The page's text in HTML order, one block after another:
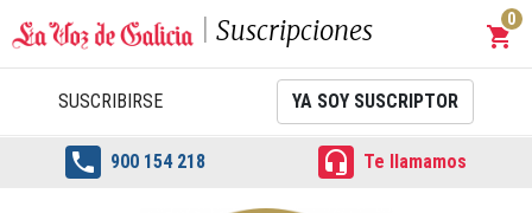
Suscripciones shopping_cart
0
SUSCRIBIRSE YA SOY SUSCRIPTOR
 900 154 218  Te llamamos